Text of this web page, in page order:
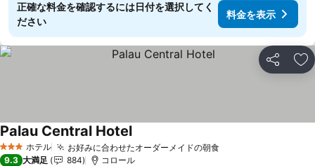
正確な料金を確認するには日付を選択してく
ださい
料金を表示
シェア お
3 ホテルのランク
ホテル お好みに合わせたオーダーメイドの朝食料金を表示
Palau Central Hotel料金を表示
9.3 大満足 884 コロール